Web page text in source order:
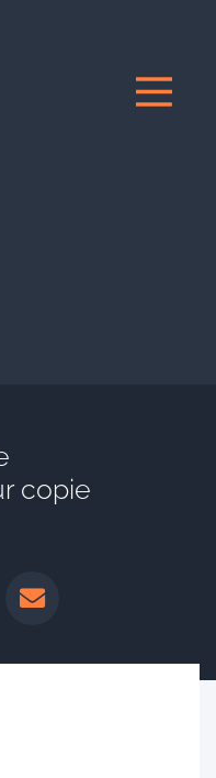
copie